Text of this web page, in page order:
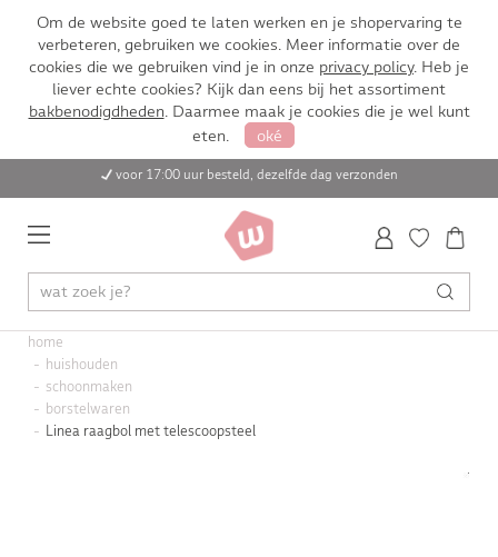
Om de website goed te laten werken en je shopervaring te
verbeteren, gebruiken we cookies. Meer informatie over de
cookies die we gebruiken vind je in onze privacy policy. Heb je
liever echte cookies? Kijk dan eens bij het assortiment
bakbenodigdheden. Daarmee maak je cookies die je wel kunt
eten.
oké
voor 17:00 uur besteld, dezelfde dag verzonden
home
huishouden
schoonmaken
borstelwaren
Linea raagbol met telescoopsteel